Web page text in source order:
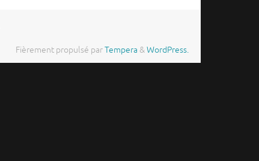
Fièrement propulsé parTempera &WordPress.